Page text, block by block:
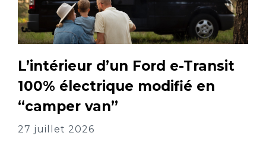
L’intérieur d’un Ford e-Transit
100% électrique modifié en
“camper van”
27 juillet 2026